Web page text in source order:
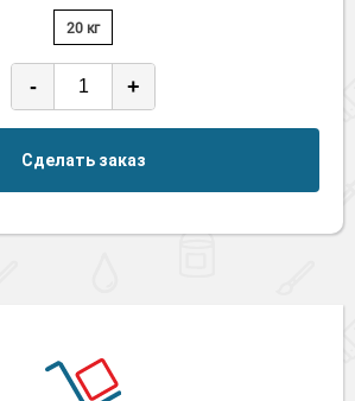
20 кг
- +
Сделать заказ